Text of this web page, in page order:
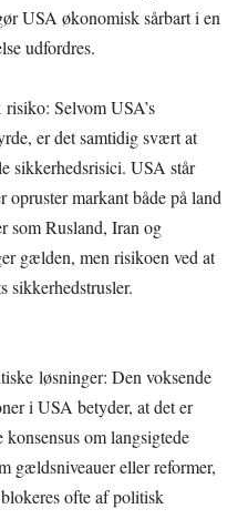
USA økonomisk sårbart i en
udfordres.
Selvom USA’s
er det samtidig svært at
sikkerhedsrisici. USA står
markant både på land
som Rusland, Iran og
gælden, men risikoen ved at
sikkerhedstrusler.
løsninger: Den voksende
i USA betyder, at det er
om langsigtede
gældsniveauer eller reformer,
ofte af politisk